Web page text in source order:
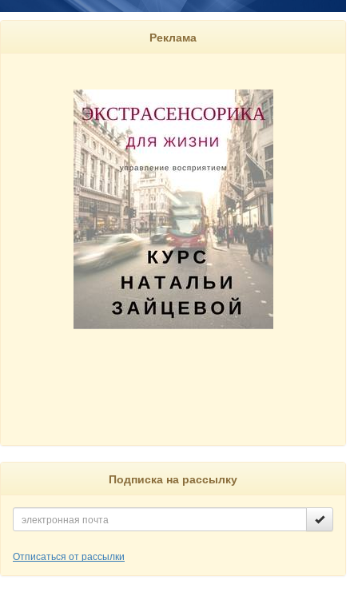
Реклама
Подписка на рассылку
Отписаться от рассылки